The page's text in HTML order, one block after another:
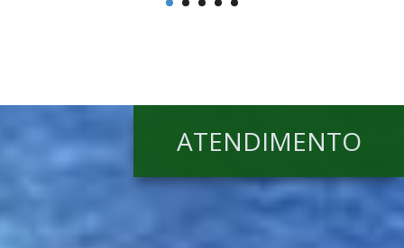
ATENDIMENTO